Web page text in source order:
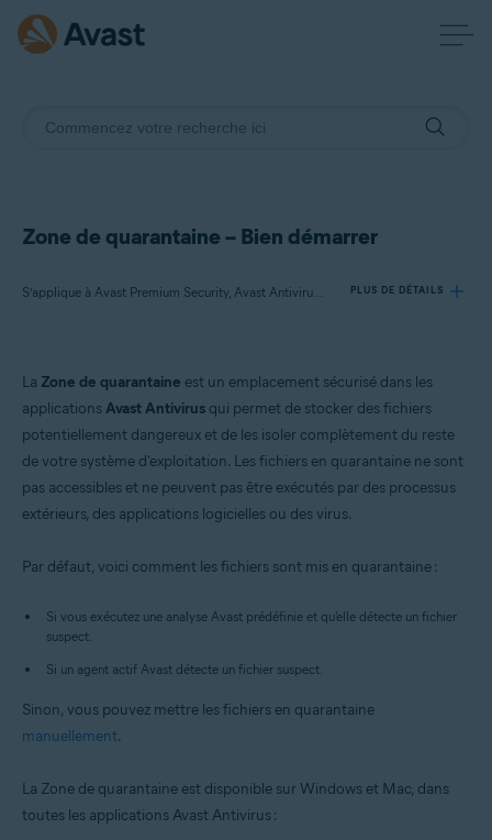
Zone de quarantaine – Bien démarrer
S’applique à Avast Premium Security, Avast Antivirus Gratuit, Avast One PLUS DE DÉTAILS
Produits:
Avast Premium Security
Avast One
Systèmes d'exploitation:
Windows et macOS
La Zone de quarantaine est un emplacement sécurisé dans les
applicationsAvast Antivirus qui permet de stocker des fichiers
potentiellement dangereux et de les isoler complètement du reste
de votre système d'exploitation. Les fichiers en quarantaine ne sont
pas accessibles et ne peuvent pas être exécutés par des processus
extérieurs, des applications logicielles ou des virus.
Par défaut, voici comment les fichiers sont mis en quarantaine :
Si vous exécutez une analyse Avast prédéfinie et qu'elle détecte un fichier
suspect.
Si un agent actif Avast détecte un fichier suspect.
Sinon, vous pouvez mettre les fichiers en quarantaine
manuellement.
La Zone de quarantaine est disponible sur Windows et Mac, dans
toutes les applications Avast Antivirus :